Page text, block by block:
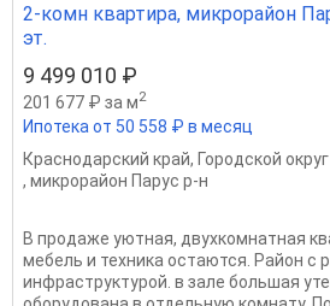
2-комн квартира, микрорайон
эт.
9 499 010 ₽
201 677 ₽ за м2
Ипотека от 50 558 ₽ в месяц
Краснодарский край, Городской
, микрорайон Парус р-н
В продаже уютная, двухкомнатная
мебель и техника остаются. Район с
инфраструктурой. в зале большая